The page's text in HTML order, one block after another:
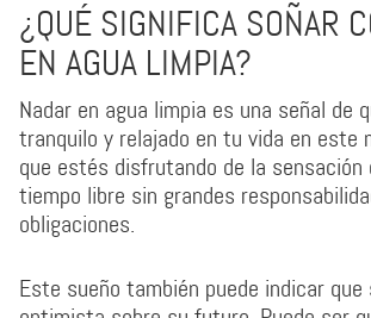
¿QUÉ SIGNIFICA SOÑAR
EN AGUA LIMPIA?
Nadar en agua limpia es una señal de
tranquilo y relajado en tu vida en este
que estés disfrutando de la sensación
tiempo libre sin grandes
obligaciones.
Este sueño también puede indicar